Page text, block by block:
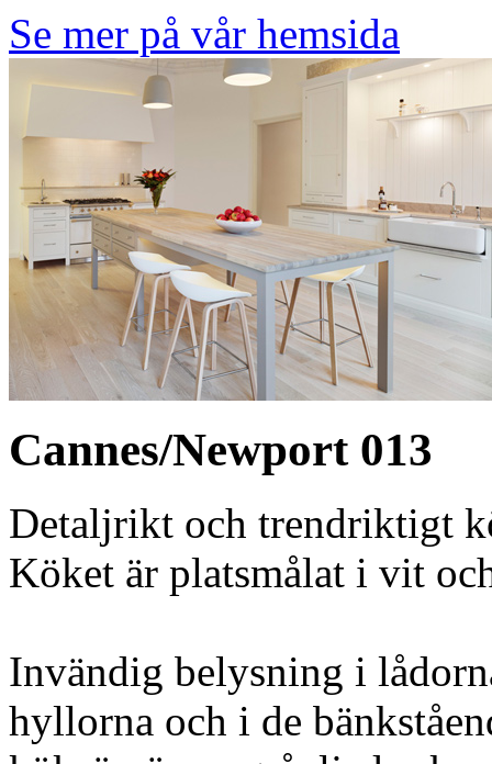
Se mer på vår hemsida
Cannes/Newport 013
Detaljrikt och trendriktigt
Köket är platsmålat i vit
Invändig belysning i
hyllorna och i de